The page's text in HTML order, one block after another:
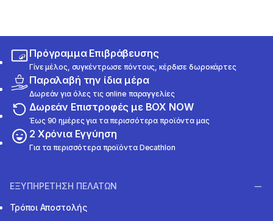
Πρόγραμμα Επιβράβευσης
Γίνε μέλος, συγκέντρωσε πόντους, κέρδισε δωροκάρτες
Παραλαβή την ίδια μέρα
Δωρεάν για όλες τις online παραγγελίες
Δωρεάν Επιστροφές με BOX NOW
Έως 90 ημέρες για τα περισσότερα προϊόντα μας
2 Χρόνια Εγγύηση
Για τα περισσότερα προϊόντα Decathlon
ΕΞΥΠΗΡΕΤΗΣΗ ΠΕΛΑΤΩΝ
Τρόποι Αποστολής